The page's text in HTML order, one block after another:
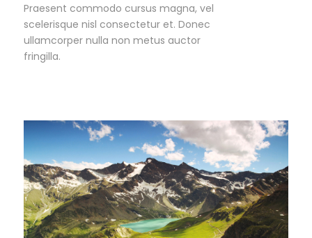
Praesent commodo cursus magna, vel
scelerisque nisl consectetur et. Donec
ullamcorper nulla non metus auctor
fringilla.